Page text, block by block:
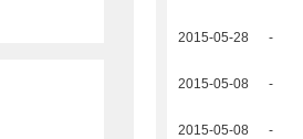
2015-05-28
-
2015-05-08
-
2015-05-08
-